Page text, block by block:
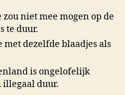
zou niet mee mogen op de
te duur.
dezelfde blaadjes als
is ongelofelijk
illegaal duur.